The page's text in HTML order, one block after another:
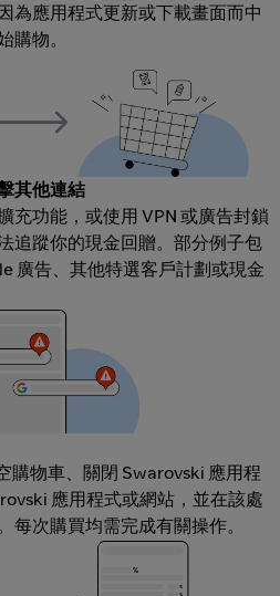
為應用程式更新或下載畫面而中
購物。
其他連結
充功能，或使用 VPN 或廣告封鎖
追蹤你的現金回贈。部分例子包
廣告、其他特選客戶計劃或現金
購物車、關閉 Swarovski 應用程
應用程式或網站，並在該處
每次購買均需完成有關操作。